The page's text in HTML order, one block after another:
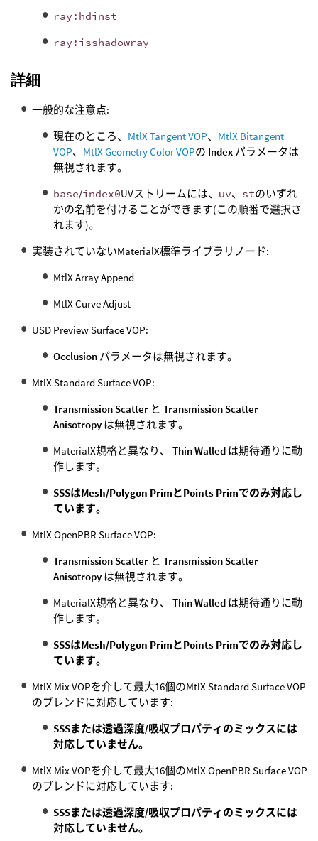
ray:hdinst
ray:isshadowray
詳細
一般的な注意点:
現在のところ、 MtlX Tangent VOP、 MtlX Bitangent
VOP、 MtlX Geometry Color VOPの Index パラメータは
無視されます。
base/index0UVストリームには、 uv、 stのいずれ
かの名前を付けることができます(この順番で選択さ
れます)。
実装されていないMaterialX標準ライブラリノード:
MtlX Array Append
MtlX Curve Adjust
USD Preview Surface VOP:
Occlusion パラメータは無視されます。
MtlX Standard Surface VOP:
Transmission Scatter と Transmission Scatter
Anisotropy は無視されます。
MaterialX規格と異なり、 Thin Walled は期待通りに動
作します。
SSSはMesh/Polygon PrimとPoints Primでのみ対応し
ています。
MtlX OpenPBR Surface VOP:
Transmission Scatter と Transmission Scatter
Anisotropy は無視されます。
MaterialX規格と異なり、 Thin Walled は期待通りに動
作します。
SSSはMesh/Polygon PrimとPoints Primでのみ対応し
ています。
MtlX Mix VOPを介して最大16個のMtlX Standard Surface VOP
のブレンドに対応しています:
SSSまたは透過深度/吸収プロパティのミックスには
対応していません。
MtlX Mix VOPを介して最大16個のMtlX OpenPBR Surface VOP
のブレンドに対応しています:
SSSまたは透過深度/吸収プロパティのミックスには
対応していません。